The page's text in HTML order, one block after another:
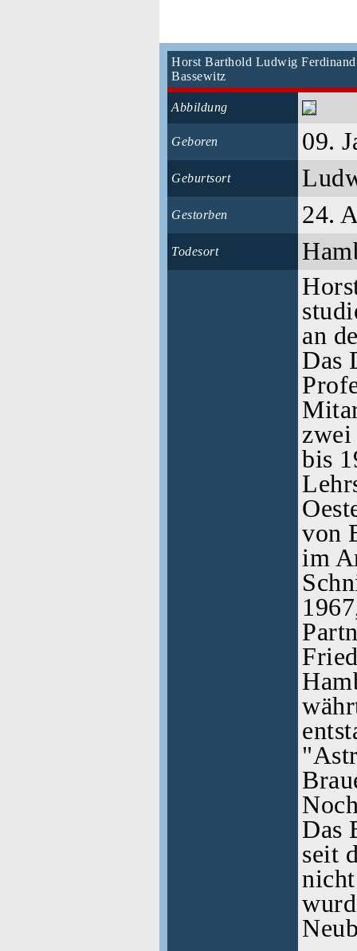
Horst Barthold Ludwig
Bassewitz
Abbildung
Geboren 09.
Geburtsort
Gestorben 24.
Todesort
an
Das
zwei
bis
von
im
Das
seit